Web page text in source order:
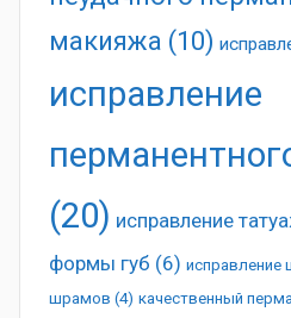
макияжа (10)
исправление
(20) исправление
формы губ (6) исправление
шрамов (4) качественный